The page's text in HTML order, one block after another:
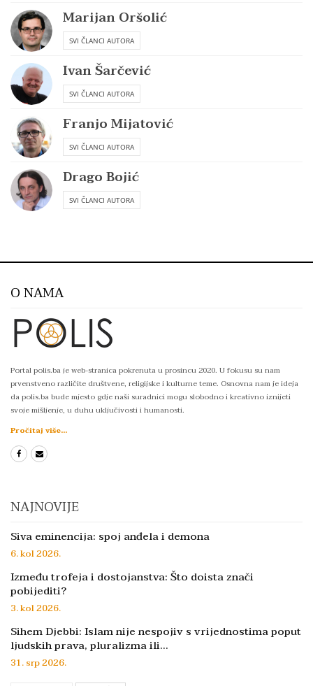
Marijan Oršolić
SVI ČLANCI AUTORA
Ivan Šarčević
SVI ČLANCI AUTORA
Franjo Mijatović
SVI ČLANCI AUTORA
Drago Bojić
SVI ČLANCI AUTORA
O NAMA
Portal polis.ba je web-stranica pokrenuta u prosincu 2020. U fokusu su nam
prvenstveno različite društvene, religijske i kulturne teme. Osnovna nam je ideja
da polis.ba bude mjesto gdje naši suradnici mogu slobodno i kreativno iznijeti
svoje mišljenje, u duhu uključivosti i humanosti.
Pročitaj više...
NAJNOVIJE
Siva eminencija: spoj anđela i demona
6. kol 2026.
Između trofeja i dostojanstva: Što doista znači
pobijediti?
3. kol 2026.
Sihem Djebbi: Islam nije nespojiv s vrijednostima poput
ljudskih prava, pluralizma ili…
31. srp 2026.